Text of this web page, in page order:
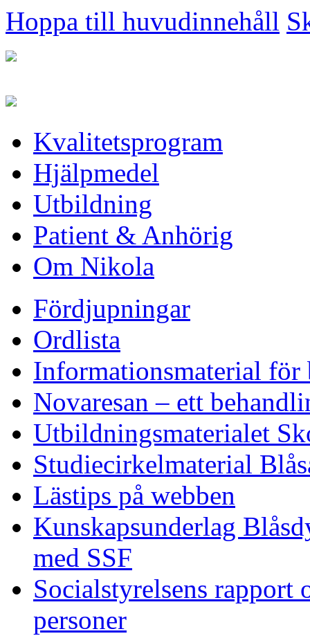
Hoppa till huvudinnehåll
Kvalitetsprogram
Hjälpmedel
Utbildning
Patient & Anhörig
Om Nikola
Fördjupningar
Ordlista
Informationsmaterial
Novaresan – ett
Utbildningsmaterialet
Studiecirkelmaterial
Lästips på webben
Kunskapsunderlag
med SSF
Socialstyrelsens rapport
personer